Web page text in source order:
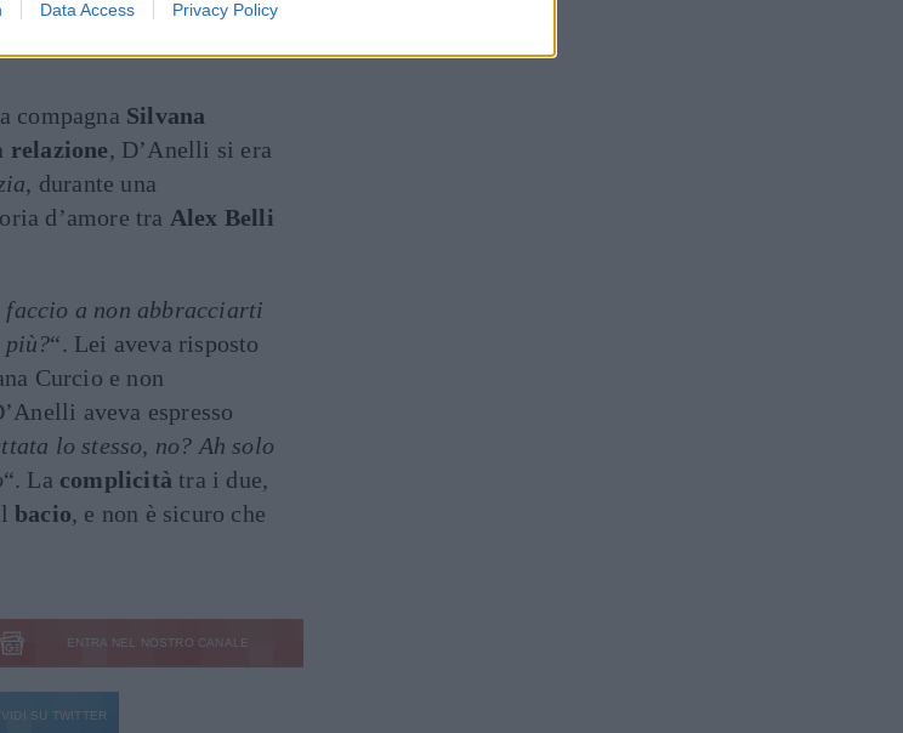
Data Access Privacy Policy
“
Se ne hai voglia
compagna Silvana
relazione, D’Anelli si era
, durante una
d’amore tra Alex Belli
faccio a non abbracciarti
più?“. Lei aveva risposto
Curcio e non
aveva espresso
lo stesso, no? Ah solo
“. La complicità tra i due,
bacio, e non è sicuro che
ENTRA NEL NOSTRO CANALE
SU TWITTER